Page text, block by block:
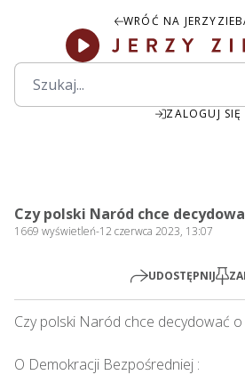
WRÓĆ NA
ZALOGUJ SIĘ
Play
Czy polski Naród chce
1669 wyświetleń-12 czerwca 2023, 13:07
UDOSTĘPNIJ
Czy polski Naród chce decydować
O Demokracji Bezpośredniej :